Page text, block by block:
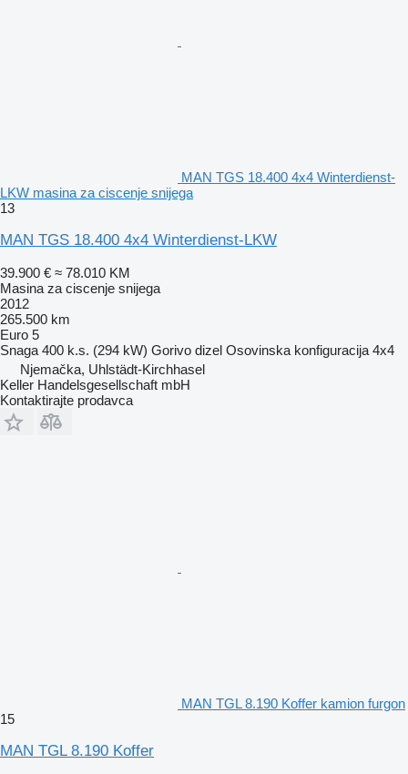
MAN TGS 18.400 4x4 Winterdienst-
LKW masina za ciscenje snijega
13
MAN TGS 18.400 4x4 Winterdienst-LKW
39.900 € ≈ 78.010 KM
Masina za ciscenje snijega
2012
265.500 km
Euro 5
Snaga 400 k.s. (294 kW) Gorivo dizel Osovinska konfiguracija 4x4
Njemačka, Uhlstädt-Kirchhasel
Keller Handelsgesellschaft mbH
Kontaktirajte prodavca
MAN TGL 8.190 Koffer kamion furgon
15
MAN TGL 8.190 Koffer